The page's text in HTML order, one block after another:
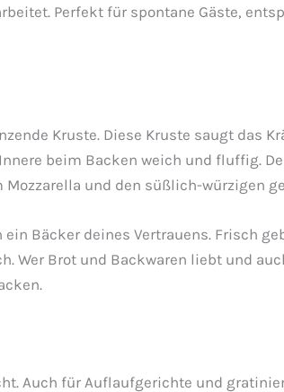
Perfekt für spontane Gäste,
Kruste. Diese Kruste saugt das
beim Backen weich und fluffig.
und den süßlich-würzigen
Bäcker deines Vertrauens. Frisch
Wer Brot und Backwaren liebt und
Auch für Auflaufgerichte und